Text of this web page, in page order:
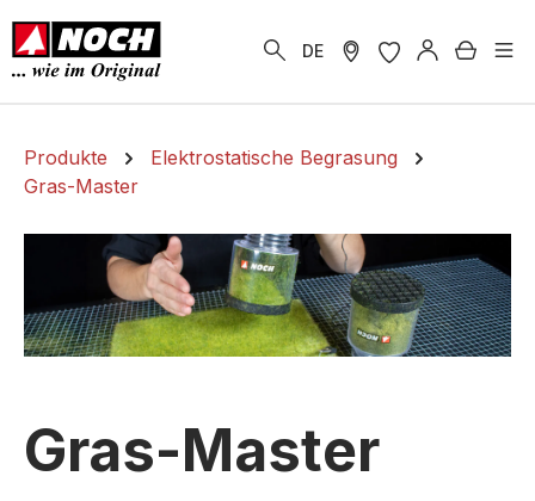
springen
DE
Produkte
Elektrostatische Begrasung
Gras-Master
Gras-Master